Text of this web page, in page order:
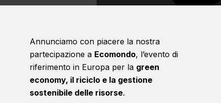
Annunciamo con piacere la nostra
partecipazione a Ecomondo, l’evento di
riferimento in Europa per la green
economy, il riciclo e la gestione
sostenibile delle risorse.